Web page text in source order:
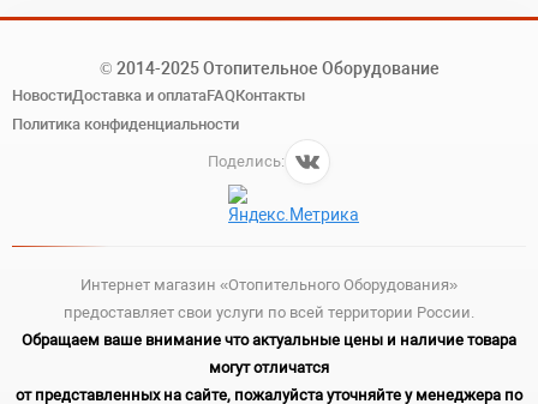
© 2014-2025 Отопительное Оборудование
НовостиДоставка и оплатаFAQКонтакты
Политика конфиденциальности
Поделись:
Интернет магазин «Отопительного Оборудования»
предоставляет свои услуги по всей территории России.
Обращаем ваше внимание что актуальные цены и наличие товара
могут отличатся
от представленных на сайте, пожалуйста уточняйте у менеджера по